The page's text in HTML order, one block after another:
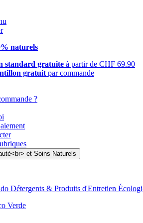
naturels
standard gratuite à partir de CHF 69.90
gratuit par commande
?
Détergents & Produits d'Entretien